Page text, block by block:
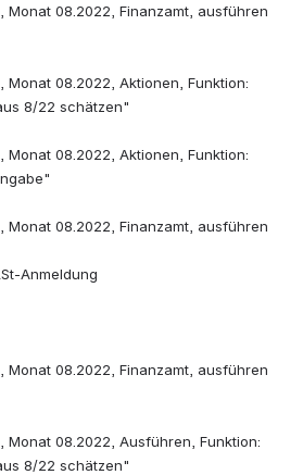
08.2022, Finanzamt, ausführen
08.2022, Aktionen, Funktion:
8/22 schätzen"
08.2022, Aktionen, Funktion:
08.2022, Finanzamt, ausführen
Anmeldung
08.2022, Finanzamt, ausführen
08.2022, Ausführen, Funktion:
8/22 schätzen"